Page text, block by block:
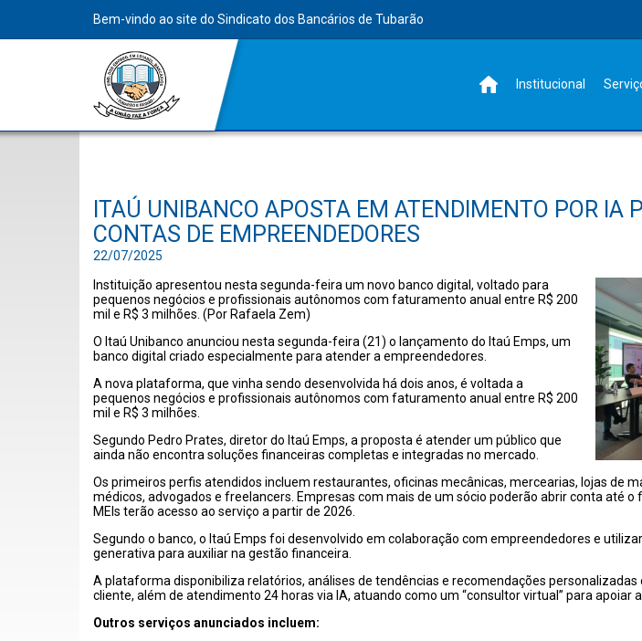
Bem-vindo ao site do Sindicato dos Bancários de Tubarão
Institucional
ITAÚ UNIBANCO APOSTA EM ATENDIMENTO POR IA
CONTAS DE EMPREENDEDORES
22/07/2025
Instituição apresentou nesta segunda-feira um novo banco digital, voltado para
pequenos negócios e profissionais autônomos com faturamento anual entre R$ 200
mil e R$ 3 milhões. (Por Rafaela Zem)
O Itaú Unibanco anunciou nesta segunda-feira (21) o lançamento do Itaú Emps, um
banco digital criado especialmente para atender a empreendedores.
A nova plataforma, que vinha sendo desenvolvida há dois anos, é voltada a
pequenos negócios e profissionais autônomos com faturamento anual entre R$ 200
mil e R$ 3 milhões.
Segundo Pedro Prates, diretor do Itaú Emps, a proposta é atender um público que
ainda não encontra soluções financeiras completas e integradas no mercado.
Os primeiros perfis atendidos incluem restaurantes, oficinas mecânicas, mercearias, lojas de
médicos, advogados e freelancers. Empresas com mais de um sócio poderão abrir conta até o
MEIs terão acesso ao serviço a partir de 2026.
Segundo o banco, o Itaú Emps foi desenvolvido em colaboração com empreendedores e
generativa para auxiliar na gestão financeira.
A plataforma disponibiliza relatórios, análises de tendências e recomendações
cliente, além de atendimento 24 horas via IA, atuando como um “consultor virtual” para apoiar
Outros serviços anunciados incluem: